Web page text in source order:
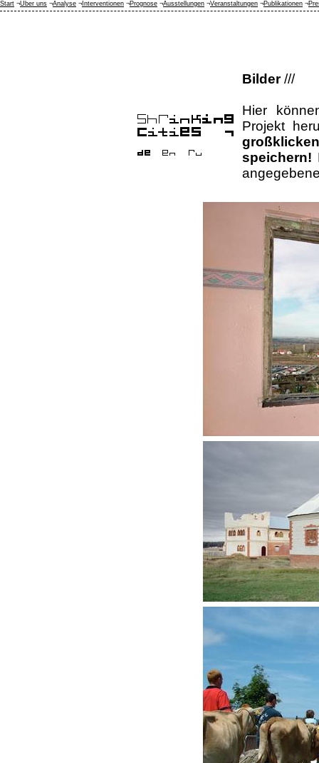
Bilder///
Hier
Projekt
speichern!
Start ¬Über uns ¬Analyse ¬ Interventionen ¬Prognose ¬Ausstellungen ¬Veranstaltungen ¬Publikationen ¬